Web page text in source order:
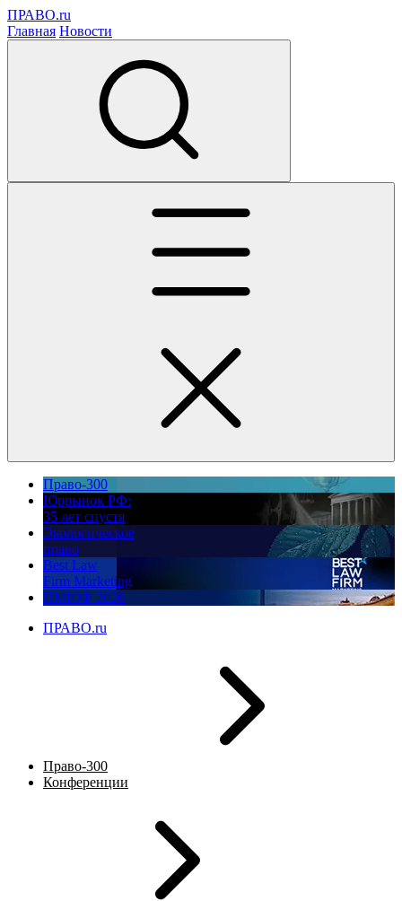
ПРАВО.ru
Главная Новости
Право-300
Юррынок РФ:
35 лет спустя
Экологическое
право
Best Law
Firm Marketing
ПМЮФ 2026
ПРАВО.ru
Право-300
Конференции